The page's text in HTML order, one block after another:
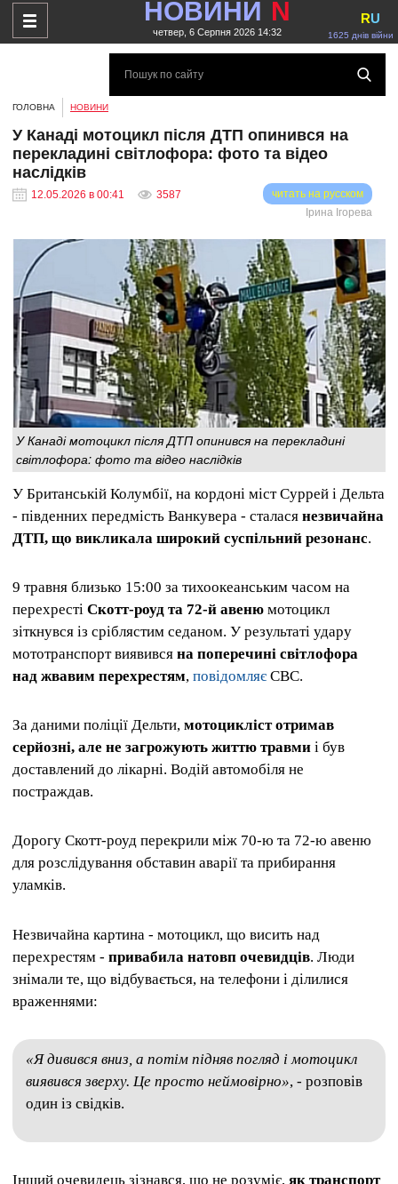
НОВИНИ N
четвер, 6 Серпня 2026 14:32 1625 днів війни
RU
ГОЛОВНА НОВИНИ
У Канаді мотоцикл після ДТП опинився на
перекладині світлофора: фото та відео
наслідків
12.05.2026 в 00:41 3587
читать на русском
Ірина Ігорева
У Канаді мотоцикл після ДТП опинився на перекладині
світлофора: фото та відео наслідків
У Британській Колумбії, на кордоні міст Суррей і Дельта
- південних передмість Ванкувера - сталася незвичайна
ДТП, що викликала широкий суспільний резонанс.
9 травня близько 15:00 за тихоокеанським часом на
перехресті Скотт-роуд та 72-й авеню мотоцикл
зіткнувся із сріблястим седаном. У результаті удару
мототранспорт виявився на поперечині світлофора
над жвавим перехрестям, повідомляє CBC.
За даними поліції Дельти, мотоцикліст отримав
серйозні, але не загрожують життю травми і був
доставлений до лікарні. Водій автомобіля не
постраждав.
Дорогу Скотт-роуд перекрили між 70-ю та 72-ю авеню
для розслідування обставин аварії та прибирання
уламків.
Незвичайна картина - мотоцикл, що висить над
перехрестям - привабила натовп очевидців. Люди
знімали те, що відбувається, на телефони і ділилися
враженнями:
«Я дивився вниз, а потім підняв погляд і мотоцикл
виявився зверху. Це просто неймовірно», - розповів
один із свідків.
Інший очевидець зізнався, що не розуміє, як транспорт